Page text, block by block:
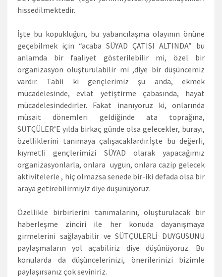
hissedilmektedir.
İşte bu kopukluğun, bu yabancılaşma olayının önüne
geçebilmek için “acaba SÜYAD ÇATISI ALTINDA” bu
anlamda bir faaliyet gösterilebilir mi, özel bir
organizasyon oluşturulabilir mi ,diye bir düşüncemiz
vardır. Tabii ki gençlerimiz şu anda, ekmek
mücadelesinde, evlat yetiştirme çabasında, hayat
mücadelesindedirler. Fakat inanıyoruz ki, onlarında
müsait dönemleri geldiğinde ata toprağına,
SÜTÇÜLER’E yılda birkaç günde olsa gelecekler, burayı,
özelliklerini tanımaya çalışacaklardır.İşte bu değerli,
kıymetli gençlerimizi SÜYAD olarak yapacağımız
organizasyonlarla, onlara uygun, onlara cazip gelecek
aktivitelerle , hiç olmazsa senede bir-iki defada olsa bir
araya getirebilirmiyiz diye düşünüyoruz.
Özellikle birbirlerini tanımalarını, oluşturulacak bir
haberleşme zinciri ile her konuda dayanışmaya
girmelerini sağlayabilir ve SÜTÇÜLERLİ DUYGUSUNU
paylaşmaların yol açabiliriz diye düşünüyoruz. Bu
konularda da düşüncelerinizi, önerilerinizi bizimle
paylaşırsanız çok seviniriz.